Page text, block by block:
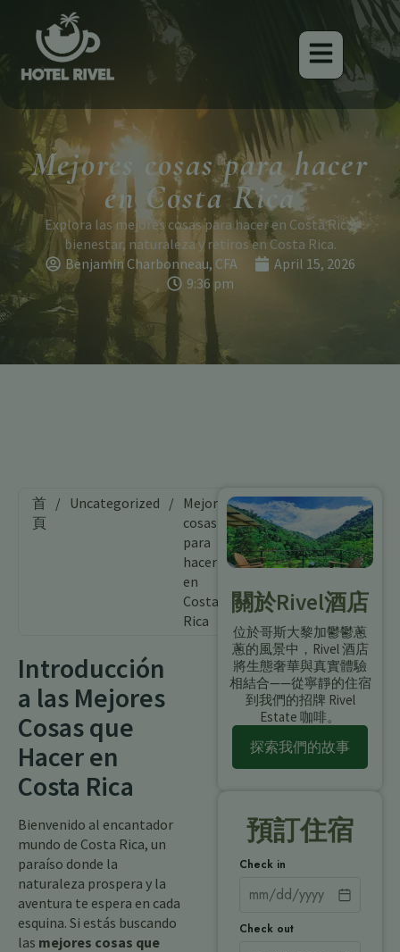
Mejores cosas para hacer
en Costa Rica
Explora las mejores cosas para hacer en Costa Rica:
bienestar, naturaleza y retiros en Costa Rica.
Benjamin Charbonneau, CFA
April 15, 2026
9:36 pm
首
頁
/ Uncategorized / Mejores
cosas
para
hacer
en
Costa
Rica
Introducción
a las Mejores
Cosas que
Hacer en
Costa Rica
Bienvenido al encantador
mundo de Costa Rica, un
paraíso donde la
naturaleza prospera y la
aventura te espera en cada
esquina. Si estás buscando
las mejores cosas que
關於Rivel酒店
位於哥斯大黎加鬱鬱蔥
蔥的風景中，Rivel 酒店
將生態奢華與真實體驗
相結合——從寧靜的住宿
到我們的招牌 Rivel
Estate 咖啡。
探索我們的故事
預訂住宿
Check in
Check out